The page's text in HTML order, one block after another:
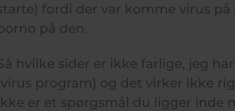
fordi der var komme virus
på den.
hvilke sider er ikke farlige, jeg
program) og det virker ikke
er et spørgsmål du ligger inde